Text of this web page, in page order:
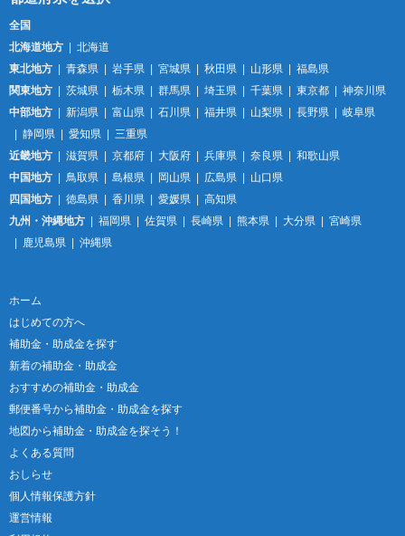
全国
北海道地方
北海道
東北地方
青森県 岩手県 宮城県 秋田県 山形県
福島県
関東地方
茨城県 栃木県 群馬県 埼玉県 千葉県 東京都
神奈川県
中部地方
新潟県 富山県 石川県 福井県 山梨県 長野県
岐阜県
静岡県
愛知県
三重県
近畿地方
滋賀県 京都府 大阪府 兵庫県 奈良県
和歌山県
中国地方
鳥取県 島根県 岡山県 広島県
山口県
四国地方
徳島県 香川県 愛媛県
高知県
九州・沖縄地方
福岡県 佐賀県 長崎県 熊本県 大分県
宮崎県
鹿児島県
沖縄県
ホーム
はじめての方へ
補助金・助成金を探す
新着の補助金・助成金
おすすめの補助金・助成金
郵便番号から補助金・助成金を探す
地図から補助金・助成金を探そう！
よくある質問
おしらせ
個人情報保護方針
運営情報